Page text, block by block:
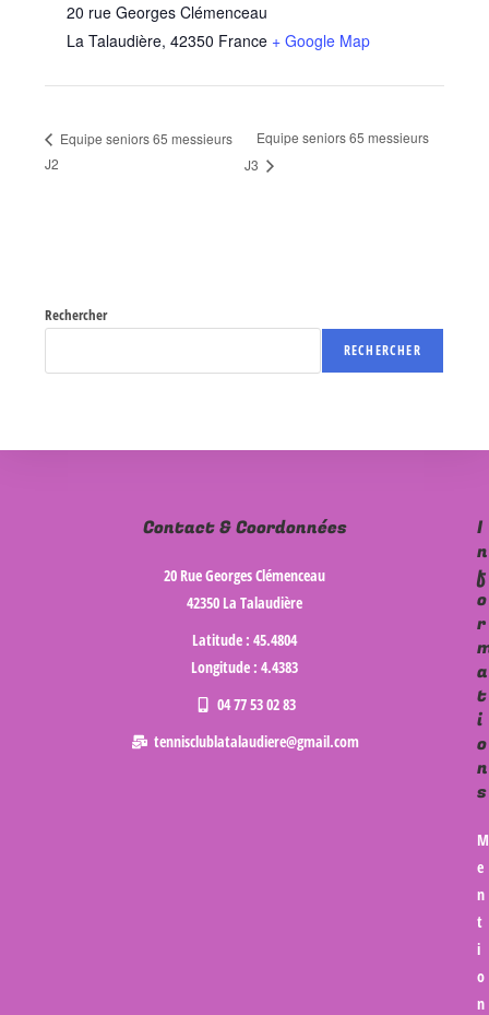
20 rue Georges Clémenceau
La Talaudière, 42350 France + Google Map
Equipe seniors 65 messieurs
J2
Equipe seniors 65 messieurs
J3
Rechercher
RECHERCHER
20 Rue Georges Clémenceau
42350 La Talaudière
Latitude : 45.4804
Longitude : 4.4383
04 77 53 02 83
tennisclublatalaudiere@gmail.com
Contact & Coordonnées
I
n
f
o
r
a
t
i
o
n
s
M
e
n
t
i
o
n